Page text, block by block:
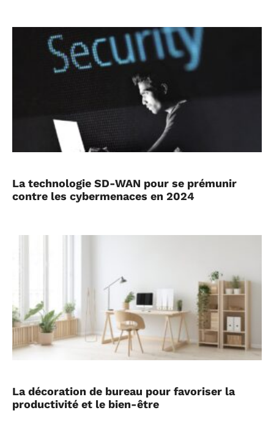
La technologie SD-WAN pour se prémunir
contre les cybermenaces en 2024
La décoration de bureau pour favoriser la
productivité et le bien-être